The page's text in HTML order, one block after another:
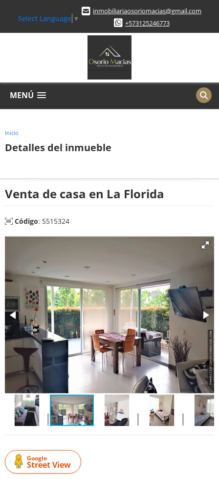
Select Language ▼
inmobiliariaosoriomacias@gmail.com
+573125246773
MENÚ
Inicio
Detalles del inmueble
Venta de casa en La Florida
Código: 5515324
Google
Street View